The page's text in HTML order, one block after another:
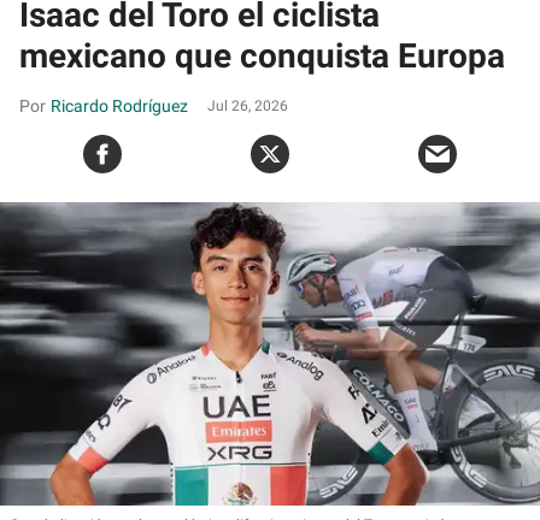
Isaac del Toro el ciclista
mexicano que conquista Europa
Ricardo Rodríguez Jul 26, 2026